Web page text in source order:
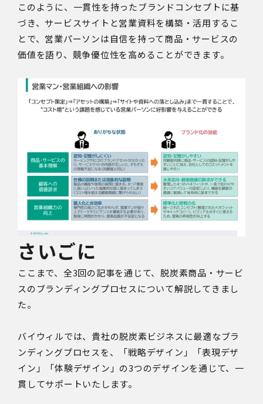
このように、一貫性を持ったブランドコンセプトに基
づき、サービスサイトと営業資料を構築・活用するこ
とで、営業パーソンは自信を持って商品・サービスの
価値を語り、競争優位性を高めることができます。
さいごに
ここまで、全3回の記事を通じて、脱炭素商品・サービ
スのブランディングプロセスについて解説してきまし
た。
バイウィルでは、貴社の脱炭素ビジネスに最適なブラ
ンディングプロセスを、「戦略デザイン」「表現デザ
イン」「体験デザイン」の3つのデザインを通じて、一
貫してサポートいたします。